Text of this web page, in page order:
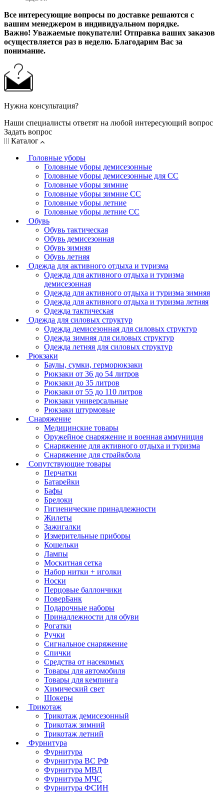
Все интересующие вопросы по доставке решаются с
вашим менеджером в индивидуальном порядке.
Важно! Уважаемые покупатели! Отправка ваших заказов
осуществляется раз в неделю. Благодарим Вас за
понимание.
Нужна консультация?
Наши специалисты ответят на любой интересующий вопрос
Задать вопрос
Каталог
Головные уборы
Головные уборы демисезонные
Головные уборы демисезонные для СС
Головные уборы зимние
Головные уборы зимние СС
Головные уборы летние
Головные уборы летние СС
Обувь
Обувь тактическая
Обувь демисезонная
Обувь зимняя
Обувь летняя
Одежда для активного отдыха и туризма
Одежда для активного отдыха и туризма
демисезонная
Одежда для активного отдыха и туризма зимняя
Одежда для активного отдыха и туризма летняя
Одежда тактическая
Одежда для силовых структур
Одежда демисезонная для силовых структур
Одежда зимняя для силовых структур
Одежда летняя для силовых структур
Рюкзаки
Баулы, сумки, герморюкзаки
Рюкзаки от 36 до 54 литров
Рюкзаки до 35 литров
Рюкзаки от 55 до 110 литров
Рюкзаки универсальные
Рюкзаки штурмовые
Снаряжение
Медицинские товары
Оружейное снаряжение и военная аммуниция
Снаряжение для активного отдыха и туризма
Снаряжение для страйкбола
Сопутствующие товары
Перчатки
Батарейки
Бафы
Брелоки
Гигиенические принадлежности
Жилеты
Зажигалки
Измерительные приборы
Кошельки
Лампы
Москитная сетка
Набор нитки + иголки
Носки
Перцовые баллончики
ПоверБанк
Подарочные наборы
Принадлежности для обуви
Рогатки
Ручки
Сигнальное снаряжение
Спички
Средства от насекомых
Товары для автомобиля
Товары для кемпинга
Химический свет
Шокеры
Трикотаж
Трикотаж демисезонный
Трикотаж зимний
Трикотаж летний
Фурнитура
Фурнитура
Фурнитура ВС РФ
Фурнитура МВД
Фурнитура МЧС
Фурнитура ФСИН